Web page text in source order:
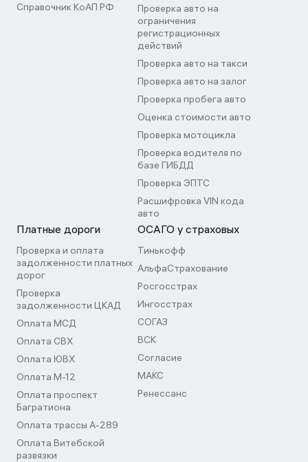
Справочник КоАП РФ
Проверка авто на
ограничения
регистрационных
действий
Проверка авто на такси
Проверка авто на залог
Проверка пробега авто
Оценка стоимости авто
Проверка мотоцикла
Проверка водителя по
базе ГИБДД
Проверка ЭПТС
Расшифровка VIN кода
авто
Платные дороги
Проверка и оплата
задолженности платных
дорог
Проверка
задолженности ЦКАД
Оплата МСД
Оплата СВХ
Оплата ЮВХ
Оплата М-12
Оплата проспект
Багратиона
Оплата трассы А-289
Оплата Витебской
развязки
ОСАГО у страховых
Тинькофф
АльфаСтрахование
Росгосстрах
Ингосстрах
СОГАЗ
ВСК
Согласие
МАКС
Ренессанс